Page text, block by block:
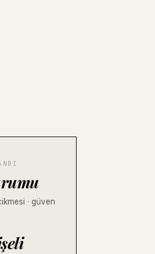
· güven